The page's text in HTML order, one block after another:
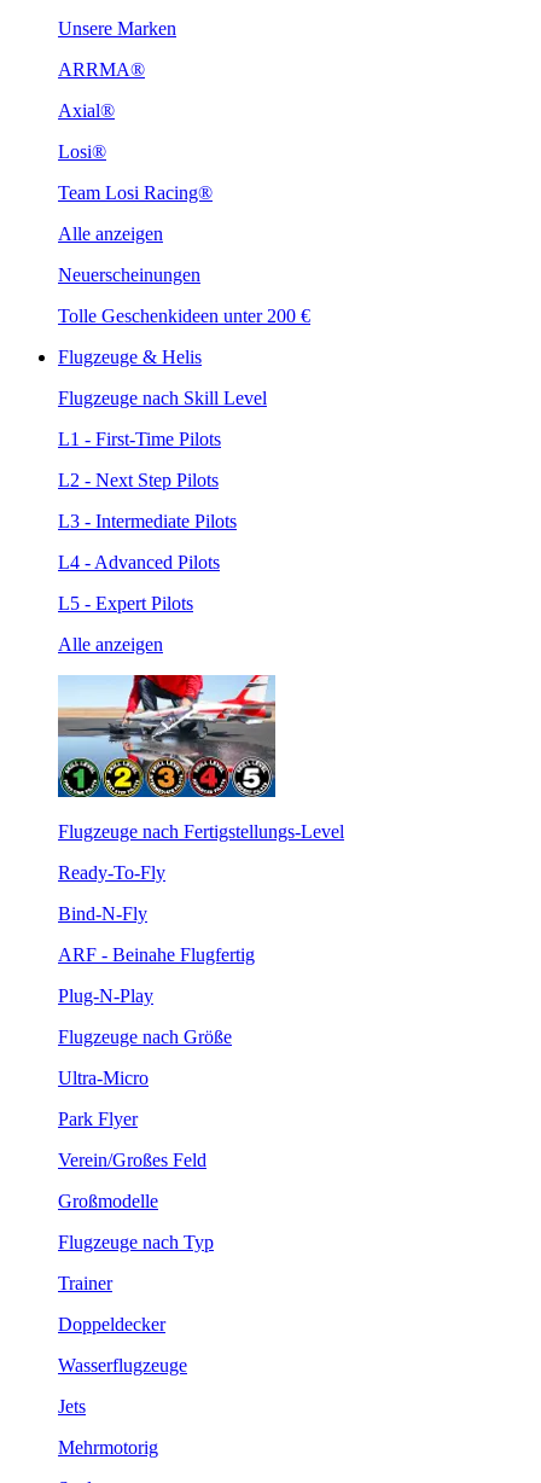
Unsere Marken
ARRMA®
Axial®
Losi®
Team Losi Racing®
Alle anzeigen
Neuerscheinungen
Tolle Geschenkideen unter 200 €
Flugzeuge & Helis
Flugzeuge nach Skill Level
L1 - First-Time Pilots
L2 - Next Step Pilots
L3 - Intermediate Pilots
L4 - Advanced Pilots
L5 - Expert Pilots
Alle anzeigen
Flugzeuge nach Fertigstellungs-Level
Ready-To-Fly
Bind-N-Fly
ARF - Beinahe Flugfertig
Plug-N-Play
Flugzeuge nach Größe
Ultra-Micro
Park Flyer
Verein/Großes Feld
Großmodelle
Flugzeuge nach Typ
Trainer
Doppeldecker
Wasserflugzeuge
Jets
Mehrmotorig